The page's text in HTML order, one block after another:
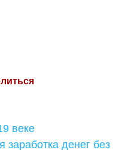
веке
денег без